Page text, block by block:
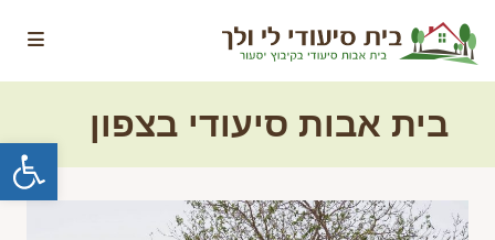
פתח סרגל נגישות
content
בית אבות סיעודי בצפון